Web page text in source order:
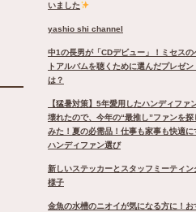
いました
yashio shi channel
中1の長男が「CDデビュー」！ミセスの
トアルバムを聴くために選んだプレゼン
は？
【猛暑対策】5年愛用したハンディファ
壊れたので、今年の“最推し”ファンを探
みた！夏の必需品！仕事も家事も快適に
ハンディファン選び
新しいステッカーとスタッフミーティン
様子
金魚の水槽のニオイが気になる方に！お